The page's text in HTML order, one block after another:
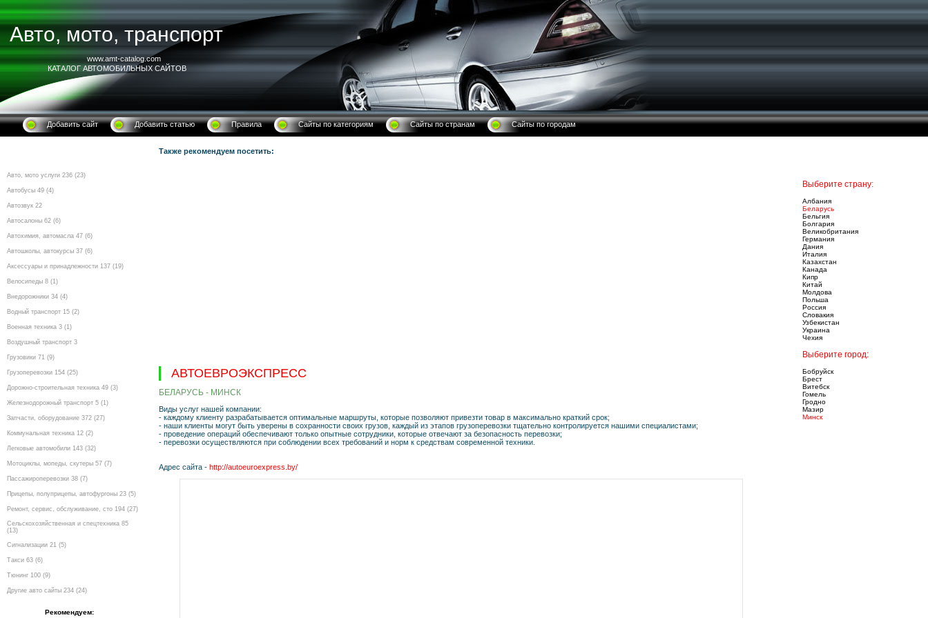
Авто, мото, транспорт
www.amt-catalog.com
КАТАЛОГ АВТОМОБИЛЬНЫХ САЙТОВ
Добавить сайт Добавить статью Правила Сайты по категориям Сайты по странам Сайты по городам
Авто, мото услуги 236 (23)
Автобусы 49 (4)
Автозвук 22
Автосалоны 62 (6)
Автохимия, автомасла 47 (6)
Автошколы, автокурсы 37 (6)
Аксессуары и принадлежности 137 (19)
Велосипеды 8 (1)
Внедорожники 34 (4)
Водный транспорт 15 (2)
Военная техника 3 (1)
Воздушный транспорт 3
Грузовики 71 (9)
Грузоперевозки 154 (25)
Дорожно-строительная техника 49 (3)
Железнодорожный транспорт 5 (1)
Запчасти, оборудование 372 (27)
Коммунальная техника 12 (2)
Легковые автомобили 143 (32)
Мотоциклы, мопеды, скутеры 57 (7)
Пассажироперевозки 38 (7)
Прицепы, полуприцепы, автофургоны 23 (5)
Ремонт, сервис, обслуживание, сто 194 (27)
Сельскохозяйственная и спецтехника 85
(13)
Сигнализации 21 (5)
Такси 63 (6)
Тюнинг 100 (9)
Другие авто сайты 234 (24)
Рекомендуем:
Также рекомендуем посетить:
АВТОЕВРОЭКСПРЕСС
БЕЛАРУСЬ - МИНСК
Виды услуг нашей компании:
- каждому клиенту разрабатывается оптимальные маршруты, которые позволяют привезти товар в максимально краткий срок;
- наши клиенты могут быть уверены в сохранности своих грузов, каждый из этапов грузоперевозки тщательно контролируется нашими специалистами;
- проведение операций обеспечивают только опытные сотрудники, которые отвечают за безопасность перевозки;
- перевозки осуществляются при соблюдении всех требований и норм к средствам современной техники.
Адрес сайта - http://autoeuroexpress.by/
Выберите страну:
Албания
Беларусь
Бельгия
Болгария
Великобритания
Германия
Дания
Италия
Казахстан
Канада
Кипр
Китай
Молдова
Польша
Россия
Словакия
Узбекистан
Украина
Чехия
Выберите город:
Бобруйск
Брест
Витебск
Гомель
Гродно
Мазир
Минск